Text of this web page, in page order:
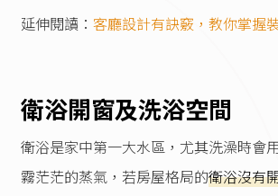
延伸閱讀： 客廳設計有訣竅，教你掌握
衛浴開窗及洗浴空間
衛浴是家中第一大水區，尤其洗澡時會
霧茫茫的蒸氣，若房屋格局的衛浴沒有